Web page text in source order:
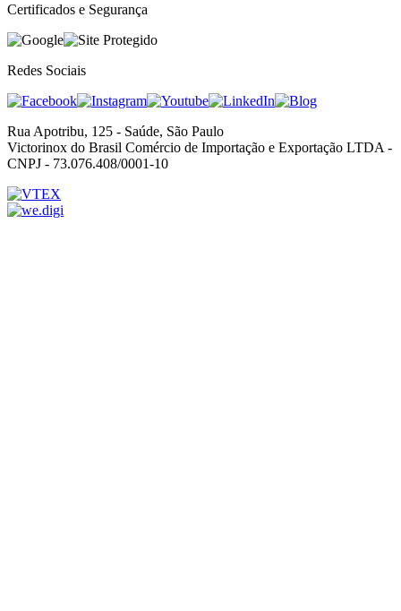
Certificados e Segurança
Redes Sociais
Rua Apotribu, 125 - Saúde, São Paulo
Victorinox do Brasil Comércio de Importação e Exportação LTDA -
CNPJ - 73.076.408/0001-10